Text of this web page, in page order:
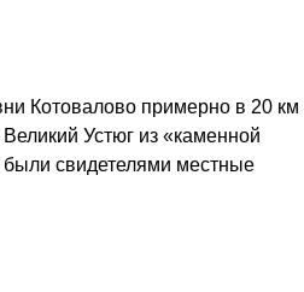
Котовалово примерно в 20 км
Устюг из «каменной
были свидетелями местные